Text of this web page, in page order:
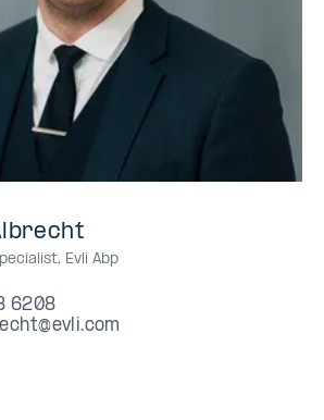
, Evli Abp
6208